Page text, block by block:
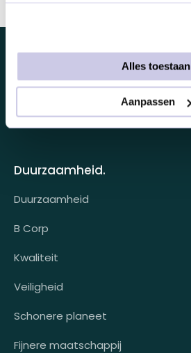
Alles toestaan
Aanpassen
Looff attentprogramma | Collega's
Tarieven
Voor wie?
Klantcases
HR-koppeling
OCI-koppeling
Over ons.
Contact
Werken bij
Duurzaamheid.
Duurzaamheid
B Corp
Kwaliteit
Veiligheid
Schonere planeet
Fijnere maatschappij